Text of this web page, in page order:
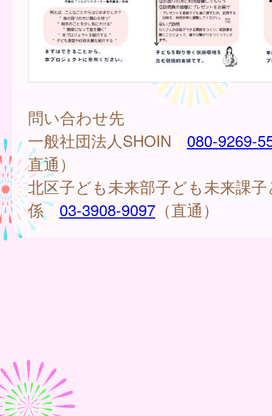
問い合わせ先
一般社団法人SHOIN 080-9269-
直通）
北区子ども未来部子ども未来課
係 03-3908-9097（直通）